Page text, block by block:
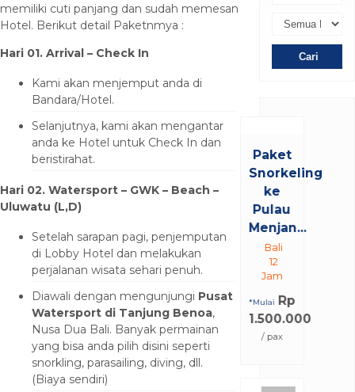
memiliki cuti panjang dan sudah memesan
Hotel. Berikut detail Paketnmya :
Hari 01. Arrival – Check In
Kami akan menjemput anda di
Bandara/Hotel.
Selanjutnya, kami akan mengantar
anda ke Hotel untuk Check In dan
beristirahat.
Hari 02. Watersport – GWK – Beach –
Uluwatu (L,D)
Setelah sarapan pagi, penjemputan
di Lobby Hotel dan melakukan
perjalanan wisata sehari penuh.
Diawali dengan mengunjungi Pusat
Watersport di Tanjung Benoa,
Nusa Dua Bali. Banyak permainan
yang bisa anda pilih disini seperti
snorkling, parasailing, diving, dll.
(Biaya sendiri)
Cari
Paket
Snorkeling
Pulau
Menjan...
*Mulai
Rp
1.500.000